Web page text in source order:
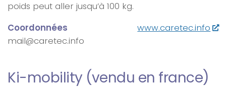
poids peut aller jusqu’à 100 kg.
Coordonnées
www.caretec.info
mail@caretec.info
Ki-mobility (vendu en france)